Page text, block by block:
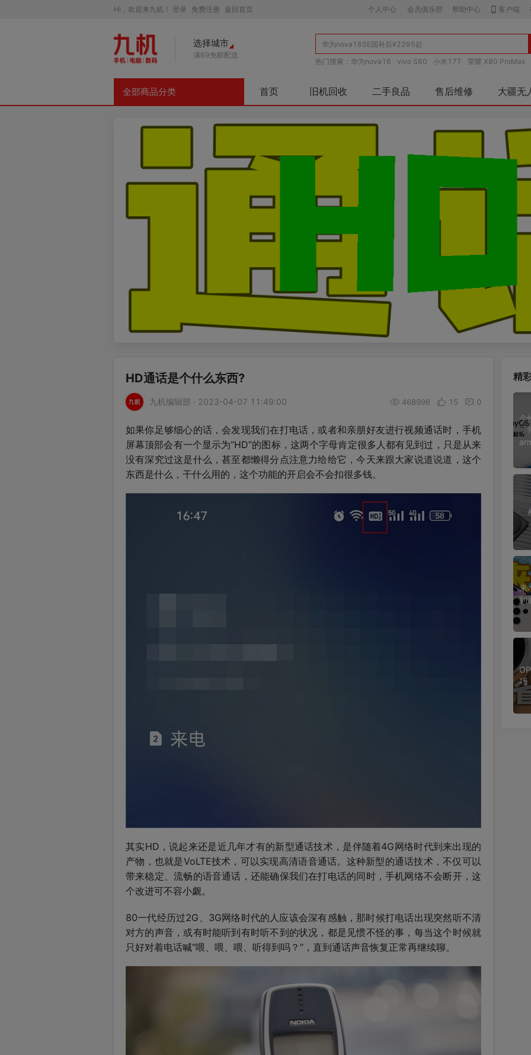
Hi，欢迎来九机！ 登录 免费注册 返回首页 个人中心 会员俱乐部 帮助中心 客户端
选择城市
满69免邮配送
热门搜索： 华为nova16 vivo S60 小米17T 荣耀 X80 ProMax
全部商品分类 首页 旧机回收 二手良品 售后维修 大疆无
HD通话是个什么东西?
九机编辑部 · 2023-04-07 11:49:00 468996 15 0
如果你足够细心的话，会发现我们在打电话，或者和亲朋好友进行视频通话时，手机
屏幕顶部会有一个显示为“HD”的图标，这两个字母肯定很多人都有见到过，只是从来
没有深究过这是什么，甚至都懒得分点注意力给给它，今天来跟大家说道说道，这个
东西是什么，干什么用的，这个功能的开启会不会扣很多钱。
其实HD，说起来还是近几年才有的新型通话技术，是伴随着4G网络时代到来出现的
产物，也就是VoLTE技术，可以实现高清语音通话。这种新型的通话技术，不仅可以
带来稳定、流畅的语音通话，还能确保我们在打电话的同时，手机网络不会断开，这
个改进可不容小觑。
80一代经历过2G、3G网络时代的人应该会深有感触，那时候打电话出现突然听不清
对方的声音，或有时能听到有时听不到的状况，都是见惯不怪的事，每当这个时候就
只好对着电话喊“喂、喂、喂、听得到吗？”，直到通话声音恢复正常再继续聊。
精
个
，
来
到
巧